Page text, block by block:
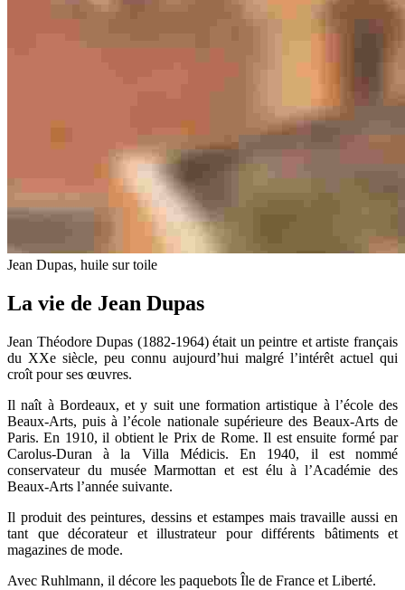
Jean Dupas, huile sur toile
La vie de Jean Dupas
Jean Théodore Dupas (1882-1964) était un peintre et artiste français
du XXe siècle, peu connu aujourd’hui malgré l’intérêt actuel qui
croît pour ses œuvres.
Il naît à Bordeaux, et y suit une formation artistique à l’école des
Beaux-Arts, puis à l’école nationale supérieure des Beaux-Arts de
Paris. En 1910, il obtient le Prix de Rome. Il est ensuite formé par
Carolus-Duran à la Villa Médicis. En 1940, il est nommé
conservateur du musée Marmottan et est élu à l’Académie des
Beaux-Arts l’année suivante.
Il produit des peintures, dessins et estampes mais travaille aussi en
tant que décorateur et illustrateur pour différents bâtiments et
magazines de mode.
Avec Ruhlmann, il décore les paquebots Île de France et Liberté.